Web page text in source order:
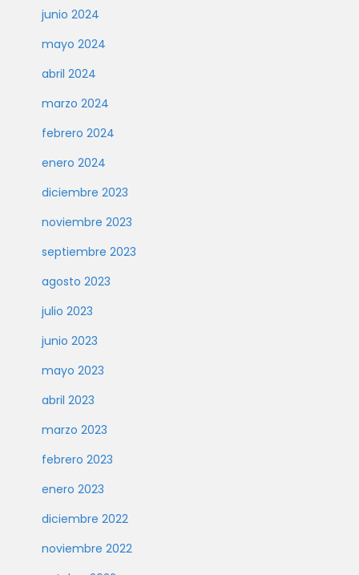
junio 2024
mayo 2024
abril 2024
marzo 2024
febrero 2024
enero 2024
diciembre 2023
noviembre 2023
septiembre 2023
agosto 2023
julio 2023
junio 2023
mayo 2023
abril 2023
marzo 2023
febrero 2023
enero 2023
diciembre 2022
noviembre 2022